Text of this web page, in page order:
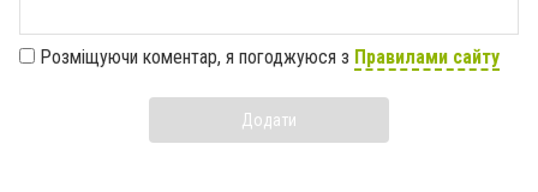
Розміщуючи коментар, я погоджуюся з Правилами сайту
Додати